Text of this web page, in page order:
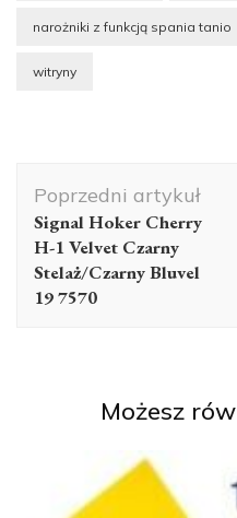
narożniki z funkcją spania tanio
witryny
wpisu
Poprzedni artykuł
Signal Hoker Cherry
H-1 Velvet Czarny
Stelaż/Czarny Bluvel
19 7570
Możesz